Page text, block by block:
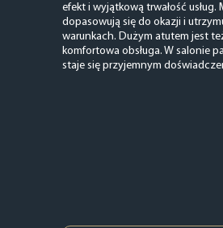
efekt i wyjątkową trwałość
dopasowują się do okazji i
warunkach. Dużym atutem jest
komfortowa obsługa. W salonie
staje się przyjemnym